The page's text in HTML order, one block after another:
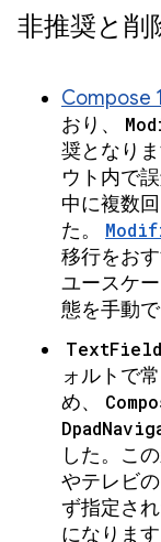
非推奨と削
Compose
おり、
奨となり
ウト内で
中に複数
た。
移行をお
ユースケ
態を手動
ォルトで
め、
した。こ
やテレビ
ず指定さ
になりま